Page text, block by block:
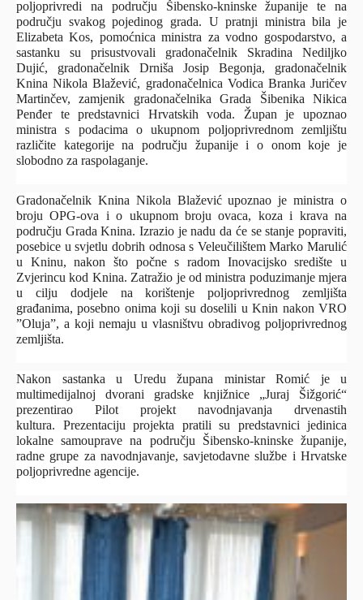
poljoprivredi na području Šibensko-kninske županije te na
području svakog pojedinog grada. U pratnji ministra bila je
Elizabeta Kos, pomoćnica ministra za vodno gospodarstvo, a
sastanku su prisustvovali gradonačelnik Skradina Nediljko
Dujić, gradonačelnik Drniša Josip Begonja, gradonačelnik
Knina Nikola Blažević, gradonačelnica Vodica Branka Juričev
Martinčev, zamjenik gradonačelnika Grada Šibenika Nikica
Penđer te predstavnici Hrvatskih voda. Župan je upoznao
ministra s podacima o ukupnom poljoprivrednom zemljištu
različite kategorije na području županije i o onom koje je
slobodno za raspolaganje.
Gradonačelnik Knina Nikola Blažević upoznao je ministra o
broju OPG-ova i o ukupnom broju ovaca, koza i krava na
području Grada Knina. Izrazio je nadu da će se stanje popraviti,
posebice u svjetlu dobrih odnosa s Veleučilištem Marko Marulić
u Kninu, nakon što počne s radom Inovacijsko središte u
Zvjerincu kod Knina. Zatražio je od ministra poduzimanje mjera
u cilju dodjele na korištenje poljoprivrednog zemljišta
građanima, posebno onima koji su doselili u Knin nakon VRO
”Oluja”, a koji nemaju u vlasništvu obradivog poljoprivrednog
zemljišta.
Nakon sastanka u Uredu župana ministar Romić je u
multimedijalnoj dvorani gradske knjižnice „Juraj Šižgorić“
prezentirao Pilot projekt navodnjavanja drvenastih
kultura. Prezentaciju projekta pratili su predstavnici jedinica
lokalne samouprave na području Šibensko-kninske županije,
radne grupe za navodnjavanje, savjetodavne službe i Hrvatske
poljoprivredne agencije.